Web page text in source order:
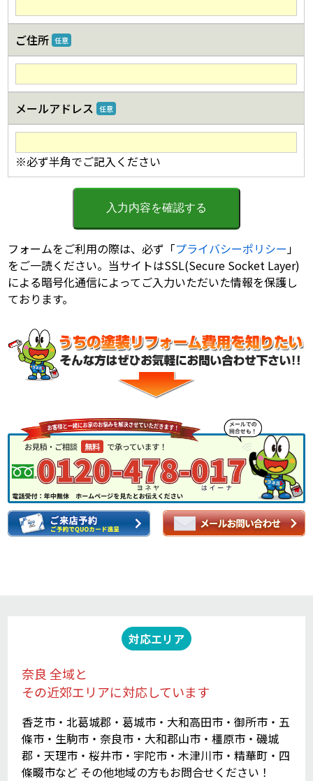
ご住所 任意
メールアドレス 任意
※必ず半角でご記入ください
フォームをご利用の際は、必ず「プライバシーポリシー 」
をご一読ください。当サイトはSSL(Secure Socket Layer)
による暗号化通信によってご入力いただいた情報を保護し
ております。
対応エリア
奈良 全域と
その近郊エリアに対応しています
香芝市・北葛城郡・葛城市・大和高田市・御所市・五
條市・生駒市・奈良市・大和郡山市・橿原市・磯城
郡・天理市・桜井市・宇陀市・木津川市・精華町・四
條畷市など その他地域の方もお問合せください！